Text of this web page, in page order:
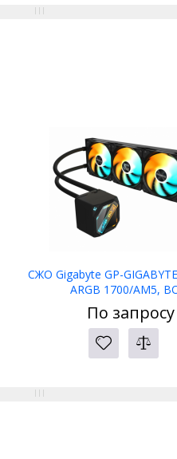
СЖО Gigabyte GP-
ARGB 1700/AM5,
По запросу